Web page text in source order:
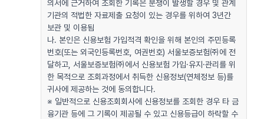
의서에 근거하여 조회한 기록은 분쟁이 발생할 경우 및 관계
기관의 적법한 자료제출 요청이 있는 경우를 위하여 3년간
보관 및 이용됨
나. 본인은 신용보험 가입적격 확인을 위해 본인의 주민등록
번호(또는 외국인등록번호, 여권번호) 서울보증보험㈜에 전
달하고, 서울보증보험㈜에서 신용보험 가입·유지·관리를 위
한 목적으로 조회과정에서 취득한 신용정보(연체정보 등)를
귀사에 제공하는 것에 동의합니다.
※ 일반적으로 신용조회회사에 신용정보를 조회한 경우 타 금
융기관 등에 그 기록이 제공될 수 있고 신용등급이 하락할 수